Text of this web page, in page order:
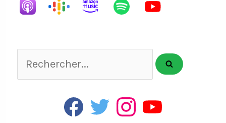
Rechercher...
F
a
w
I
n
Y